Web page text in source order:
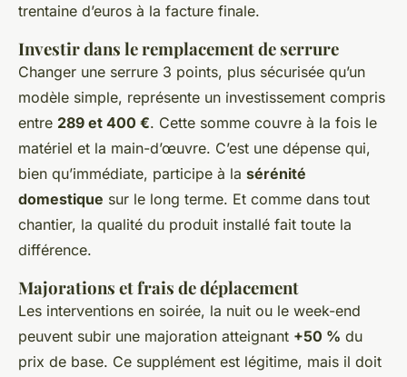
trentaine d’euros à la facture finale.
Investir dans le remplacement de serrure
Changer une serrure 3 points, plus sécurisée qu’un
modèle simple, représente un investissement compris
entre 289 et 400 €. Cette somme couvre à la fois le
matériel et la main-d’œuvre. C’est une dépense qui,
bien qu’immédiate, participe à la sérénité
domestique sur le long terme. Et comme dans tout
chantier, la qualité du produit installé fait toute la
différence.
Majorations et frais de déplacement
Les interventions en soirée, la nuit ou le week-end
peuvent subir une majoration atteignant +50 % du
prix de base. Ce supplément est légitime, mais il doit